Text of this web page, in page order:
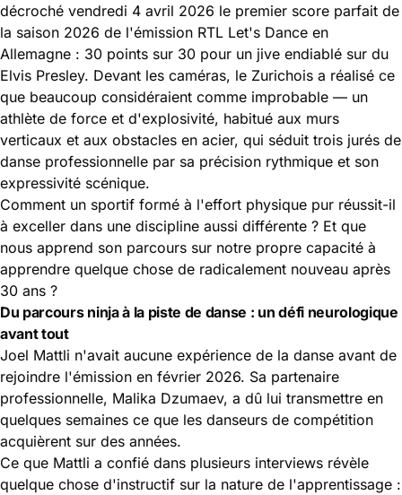
décroché vendredi 4 avril 2026 le premier score parfait de
la saison 2026 de l'émission RTL Let's Dance en
Allemagne : 30 points sur 30 pour un jive endiablé sur du
Elvis Presley. Devant les caméras, le Zurichois a réalisé ce
que beaucoup considéraient comme improbable — un
athlète de force et d'explosivité, habitué aux murs
verticaux et aux obstacles en acier, qui séduit trois jurés de
danse professionnelle par sa précision rythmique et son
expressivité scénique.
Comment un sportif formé à l'effort physique pur réussit-il
à exceller dans une discipline aussi différente ? Et que
nous apprend son parcours sur notre propre capacité à
apprendre quelque chose de radicalement nouveau après
30 ans ?
Du parcours ninja à la piste de danse : un défi neurologique
avant tout
Joel Mattli n'avait aucune expérience de la danse avant de
rejoindre l'émission en février 2026. Sa partenaire
professionnelle, Malika Dzumaev, a dû lui transmettre en
quelques semaines ce que les danseurs de compétition
acquièrent sur des années.
Ce que Mattli a confié dans plusieurs interviews révèle
quelque chose d'instructif sur la nature de l'apprentissage :